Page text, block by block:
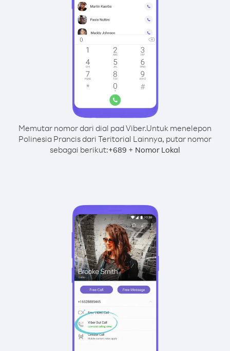
Memutar nomor dari dial pad Viber.Untuk menelepon
Polinesia Prancis dari Teritorial Lainnya, putar nomor
sebagai berikut:+689 + Nomor Lokal